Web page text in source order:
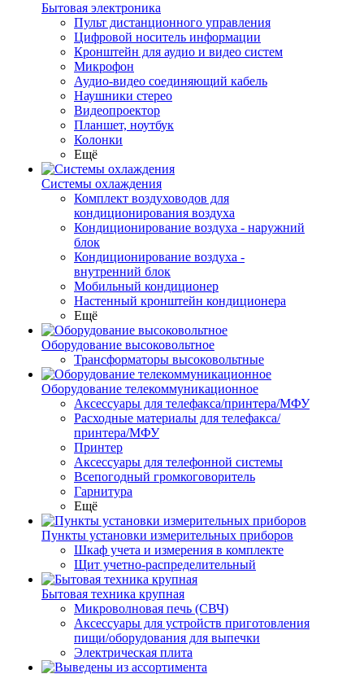
Бытовая электроника
Пульт дистанционного управления
Цифровой носитель информации
Кронштейн для аудио и видео систем
Микрофон
Аудио-видео соединяющий кабель
Наушники стерео
Видеопроектор
Планшет, ноутбук
Колонки
Ещё
Системы охлаждения
Комплект воздуховодов для
кондиционирования воздуха
Кондиционирование воздуха - наружний
блок
Кондиционирование воздуха -
внутренний блок
Мобильный кондиционер
Настенный кронштейн кондиционера
Ещё
Оборудование высоковольтное
Трансформаторы высоковольтные
Оборудование телекоммуникационное
Аксессуары для телефакса/принтера/МФУ
Расходные материалы для телефакса/
принтера/МФУ
Принтер
Аксессуары для телефонной системы
Всепогодный громкоговоритель
Гарнитура
Ещё
Пункты установки измерительных приборов
Шкаф учета и измерения в комплекте
Щит учетно-распределительный
Бытовая техника крупная
Микроволновая печь (СВЧ)
Аксессуары для устройств приготовления
пищи/оборудования для выпечки
Электрическая плита